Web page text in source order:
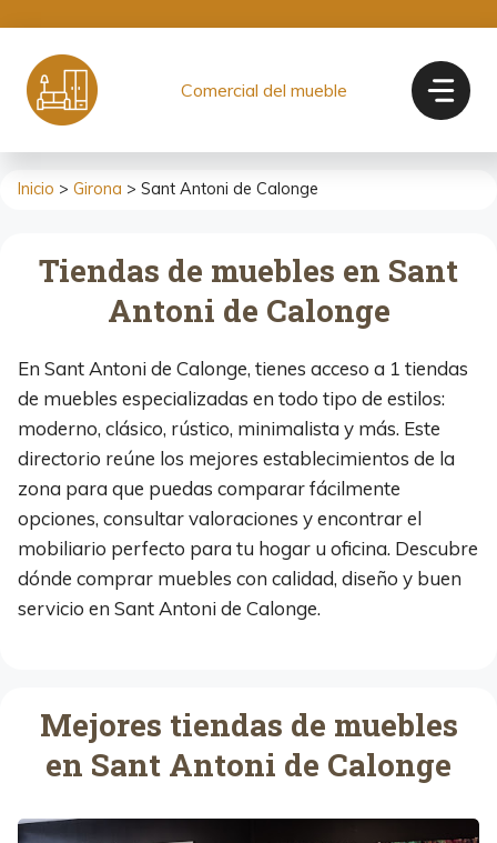
contenido
Comercial del mueble
Inicio > Girona > Sant Antoni de Calonge
Tiendas de muebles en Sant
Antoni de Calonge
En Sant Antoni de Calonge, tienes acceso a 1 tiendas
de muebles especializadas en todo tipo de estilos:
moderno, clásico, rústico, minimalista y más. Este
directorio reúne los mejores establecimientos de la
zona para que puedas comparar fácilmente
opciones, consultar valoraciones y encontrar el
mobiliario perfecto para tu hogar u oficina. Descubre
dónde comprar muebles con calidad, diseño y buen
servicio en Sant Antoni de Calonge.
Mejores tiendas de muebles
en Sant Antoni de Calonge
D